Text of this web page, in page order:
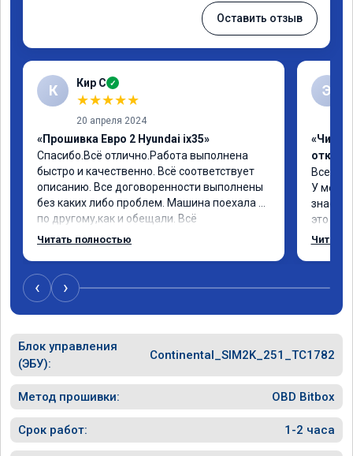
Оставить отзыв
К Кир С ✓
★★★★★
20 апреля 2024
«Прошивка Евро 2 Hyundai ix35»
Спасибо.Всё отлично.Работа выполнена
быстро и качественно. Всё соответствует
описанию. Все договоренности выполнены
без каких либо проблем. Машина поехала
по другому,как и обещали. Всё
понравилось. Рекомендую данную
Читать полностью
Э
«Чип
Всех
У меня
знает
это
газов,
как
ничего
сразу.
В
Читать
‹ ›
Блок управления
(ЭБУ):
Continental_SIM2K_251_TC1782
Метод прошивки: OBD Bitbox
Срок работ: 1-2 часа